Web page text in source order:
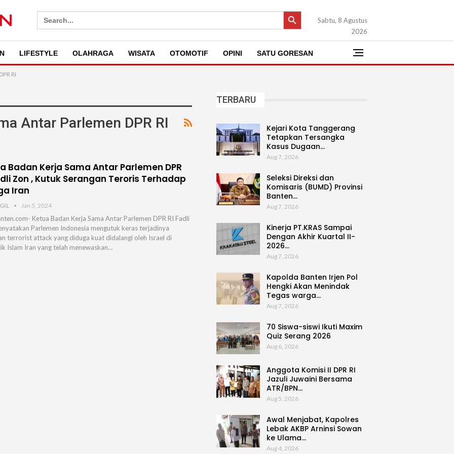
Search
for:
SEARCH BUTTON
Sabtu, 8 Agustus
2026
LIFESTYLE OLAHRAGA WISATA OTOMOTIF OPINI SATU GORESAN
RI
Antar Parlemen DPR RI
Badan Kerja Sama Antar Parlemen DPR
Zon , Kutuk Serangan Teroris Terhadap
Iran
Jan 5, 2024
Ketua Badan Kerja Sama Antar Parlemen DPR RI Fadli
Parlemen Indonesia mengutuk keras terjadinya
terrorist attack yang diduga kuat didalangi oleh Israel di
Islam Iran yang telah menewaskan…
TERBARU
Kejari Kota Tanggerang
Tetapkan Tersangka
Kasus Dugaan…
Aug 7, 2026
Seleksi Direksi dan
Komisaris (BUMD) Provinsi
Banten…
Aug 7, 2026
Kinerja PT.KRAS Sampai
Dengan Akhir Kuartal II-
2026…
Aug 7, 2026
Kapolda Banten Irjen Pol
Hengki Akan Menindak
Tegas warga…
Aug 7, 2026
70 Siswa-siswi Ikuti Maxim
Quiz Serang 2026
Aug 6, 2026
Anggota Komisi II DPR RI
Jazuli Juwaini Bersama
ATR/BPN…
Aug 5, 2026
Awal Menjabat, Kapolres
Lebak AKBP Arninsi Sowan
ke Ulama…
Aug 4, 2026